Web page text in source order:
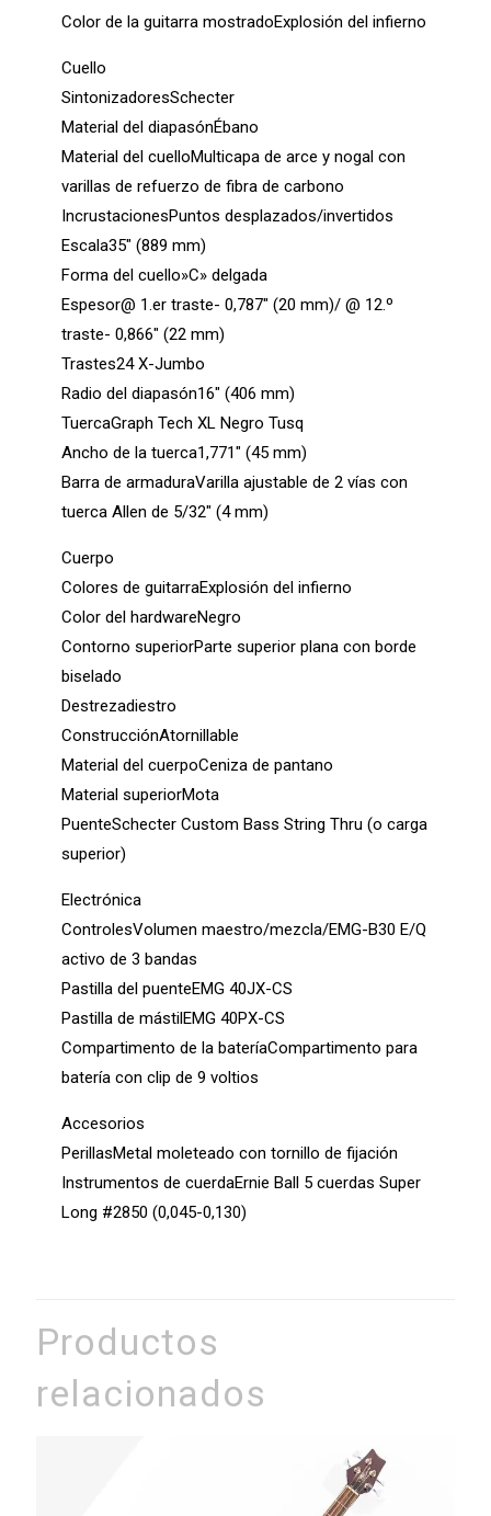
Color de la guitarra mostradoExplosión del infierno
Cuello
SintonizadoresSchecter
Material del diapasónÉbano
Material del cuelloMulticapa de arce y nogal con
varillas de refuerzo de fibra de carbono
IncrustacionesPuntos desplazados/invertidos
Escala35″ (889 mm)
Forma del cuello»C» delgada
Espesor@ 1.er traste- 0,787″ (20 mm)/ @ 12.º
traste- 0,866″ (22 mm)
Trastes24 X-Jumbo
Radio del diapasón16″ (406 mm)
TuercaGraph Tech XL Negro Tusq
Ancho de la tuerca1,771″ (45 mm)
Barra de armaduraVarilla ajustable de 2 vías con
tuerca Allen de 5/32″ (4 mm)
Cuerpo
Colores de guitarraExplosión del infierno
Color del hardwareNegro
Contorno superiorParte superior plana con borde
biselado
Destrezadiestro
ConstrucciónAtornillable
Material del cuerpoCeniza de pantano
Material superiorMota
PuenteSchecter Custom Bass String Thru (o carga
superior)
Electrónica
ControlesVolumen maestro/mezcla/EMG-B30 E/Q
activo de 3 bandas
Pastilla del puenteEMG 40JX-CS
Pastilla de mástilEMG 40PX-CS
Compartimento de la bateríaCompartimento para
batería con clip de 9 voltios
Accesorios
PerillasMetal moleteado con tornillo de fijación
Instrumentos de cuerdaErnie Ball 5 cuerdas Super
Long #2850 (0,045-0,130)
Productos
relacionados